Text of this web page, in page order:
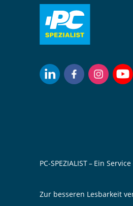
PC-SPEZIALIST – Ein
Zur besseren Lesbarkeit